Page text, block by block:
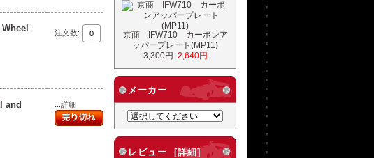
注文数:
and
...詳細
京商 IFW710 カーボンア
ッパープレート(MP11)
3,300円 2,640円
メーカー
レビュー [詳細]